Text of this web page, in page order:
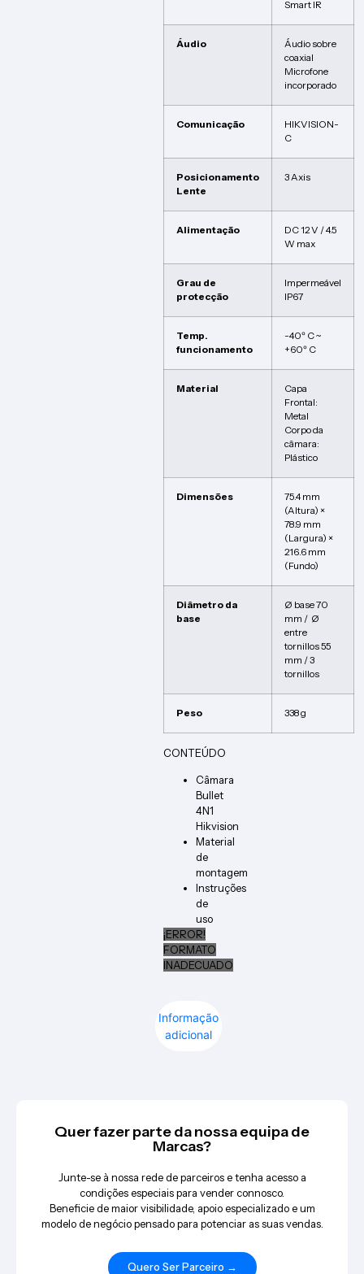
Informação
adicional
Smart IR
Áudio
Áudio sobre
coaxial
Microfone
incorporado
Comunicação
HIKVISION-
C
Posicionamento
Lente
3 Axis
Alimentação
DC 12 V / 4.5
W max
Grau de
protecção
Impermeável
IP67
Temp.
funcionamento
-40º C ~
+60º C
Material
Capa
Frontal:
Metal
Corpo da
câmara:
Plástico
Dimensões
75.4 mm
(Altura) ×
78.9 mm
(Largura) ×
216.6 mm
(Fundo)
Diâmetro da
base
Ø base 70
mm / Ø
entre
tornillos 55
mm / 3
tornillos
Peso 338 g
CONTEÚDO
Câmara
Bullet
4N1
Hikvision
Material
de
montagem
Instruções
de
uso
¡ERROR!
FORMATO
INADECUADO
Quer fazer parte da nossa equipa de
Marcas?
Junte-se à nossa rede de parceiros e tenha acesso a
condições especiais para vender connosco.
Beneficie de maior visibilidade, apoio especializado e um
modelo de negócio pensado para potenciar as suas vendas.
Quero Ser Parceiro →